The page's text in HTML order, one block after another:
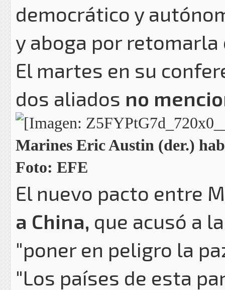
democrático y
y aboga por
El martes en su
dos aliados no
Marines Eric Austin (der.)
Foto: EFE
El nuevo pacto entre
a China, que acusó a
"poner en peligro la
"Los países de esta